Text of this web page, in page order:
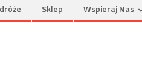
Sklep Wspieraj Nas